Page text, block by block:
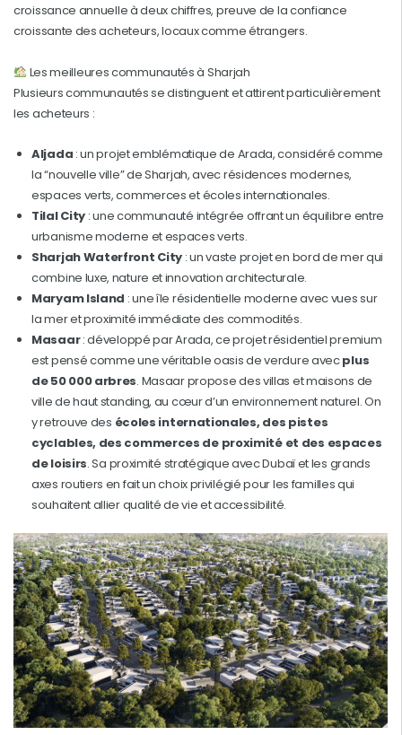
croissance annuelle à deux chiffres, preuve de la confiance
croissante des acheteurs, locaux comme étrangers.
Les meilleures communautés à Sharjah
Plusieurs communautés se distinguent et attirent particulièrement
les acheteurs :
Aljada : un projet emblématique de Arada, considéré comme
la “nouvelle ville” de Sharjah, avec résidences modernes,
espaces verts, commerces et écoles internationales.
Tilal City : une communauté intégrée offrant un équilibre entre
urbanisme moderne et espaces verts.
Sharjah Waterfront City : un vaste projet en bord de mer qui
combine luxe, nature et innovation architecturale.
Maryam Island : une île résidentielle moderne avec vues sur
la mer et proximité immédiate des commodités.
Masaar: développé par Arada, ce projet résidentiel premium
est pensé comme une véritable oasis de verdure avecplus
de 50 000 arbres. Masaar propose des villas et maisons de
ville de haut standing, au cœur d’un environnement naturel. On
y retrouve des écoles internationales, des pistes
cyclables, des commerces de proximité et des espaces
de loisirs. Sa proximité stratégique avec Dubaï et les grands
axes routiers en fait un choix privilégié pour les familles qui
souhaitent allier qualité de vie et accessibilité.